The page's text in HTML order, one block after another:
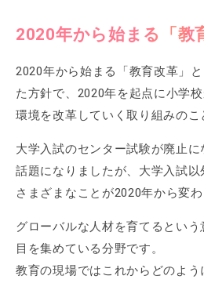
2020年から始まる「教
2020年から始まる「教育改革」
た方針で、2020年を起点に小学
環境を改革していく取り組みのこ
大学入試のセンター試験が廃止
話題になりましたが、大学入試
さまざまなことが2020年から変
グローバルな人材を育てるとい
目を集めている分野です。
教育の現場ではこれからどのよ